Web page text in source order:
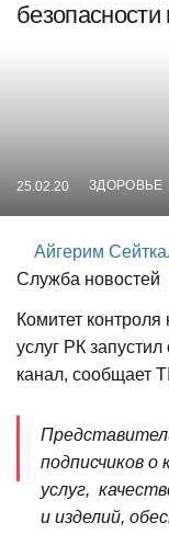
безопасности
25.02.20 ЗДОРОВЬЕ
Айгерим
Служба новостей
Комитет контроля
услуг РК
канал, сообщает
подписчиков о
услуг,
и изделий,